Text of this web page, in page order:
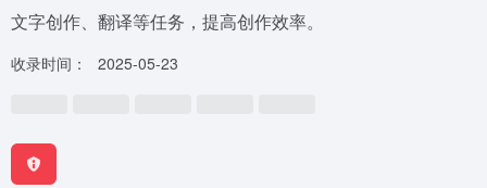
文字创作、翻译等任务，提高创作效率。
收录时间： 2025-05-23